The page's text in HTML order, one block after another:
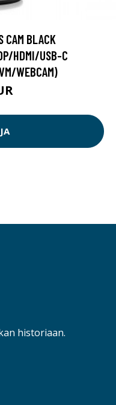
CAM BLACK
HDMI/USB-C
WEBCAM)
historiaan.